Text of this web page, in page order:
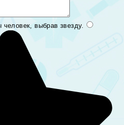
человек, выбрав звезду.